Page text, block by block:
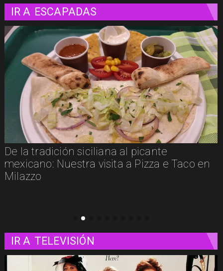
IR A ESCAPADAS
De la tradición siciliana al picante
mexicano: Nuestra visita a Pizza e Taco en
Milazzo
IR A TELEVISIÓN